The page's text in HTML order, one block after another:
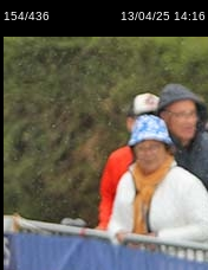
154/436 13/04/25 14:16